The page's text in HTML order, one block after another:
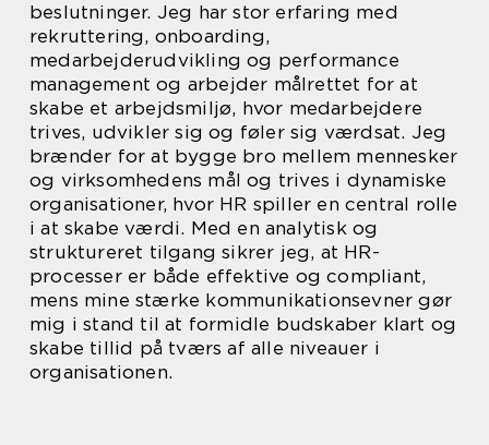
beslutninger. Jeg har stor erfaring med
rekruttering, onboarding,
medarbejderudvikling og performance
management og arbejder målrettet for at
skabe et arbejdsmiljø, hvor medarbejdere
trives, udvikler sig og føler sig værdsat. Jeg
brænder for at bygge bro mellem mennesker
og virksomhedens mål og trives i dynamiske
organisationer, hvor HR spiller en central rolle
i at skabe værdi. Med en analytisk og
struktureret tilgang sikrer jeg, at HR-
processer er både effektive og compliant,
mens mine stærke kommunikationsevner gør
mig i stand til at formidle budskaber klart og
skabe tillid på tværs af alle niveauer i
organisationen.